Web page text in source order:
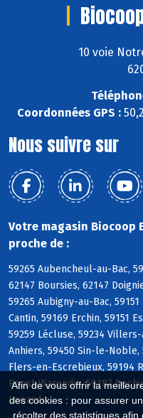
Afin de vous offrir la
des cookies : pour assurer
récolter des statistiques
10 voie
Coordonnées GPS :
Nous suivre sur
Votre magasin Biocoop
proche de :
59265 Aubencheul-au-Bac,
62147 Boursies, 62147
59265 Aubigny-au-Bac,
Cantin, 59169 Erchin, 59151
59259 Lécluse, 59234
Anhiers, 59450 Sin-le-Noble,
Flers-en-Escrebieux, 59194
Roost-Warendin, 59187
Lewarde